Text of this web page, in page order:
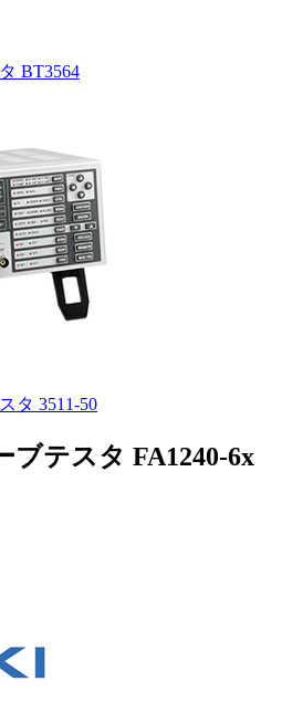
BT3564
タ 3511-50
ブテスタ FA1240-6x